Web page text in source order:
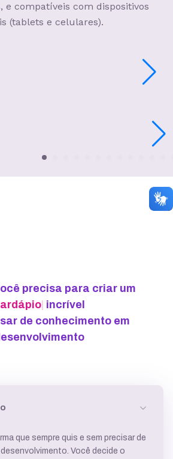
e compatíveis com dispositivos
(tablets e celulares).
precisa para criar umcard
incrível
de conhecimento em
que sempre quis e sem precisar de
Você decide o